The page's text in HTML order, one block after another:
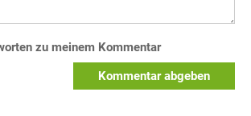
zu meinem Kommentar
Kommentar abgeben